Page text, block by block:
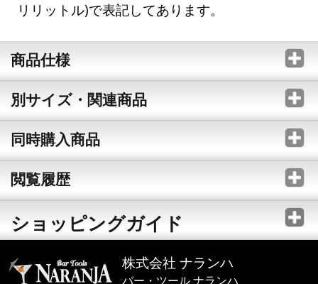
リリットル)で表記してあります。
商品仕様
別サイズ・関連商品
同時購入商品
閲覧履歴
ショッピングガイド
株式会社 ナランハ
バー・ツール ナランハ